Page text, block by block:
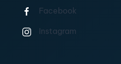
Facebook
Instagram